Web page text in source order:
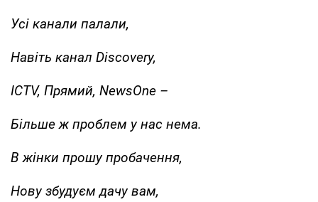
Усі канали палали,
Навіть канал Discovery,
ICTV, Прямий, NewsOne –
Більше ж проблем у нас нема.
В жінки прошу пробачення,
Нову збудуєм дачу вам,